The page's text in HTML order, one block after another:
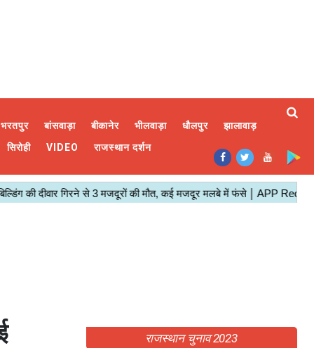
भरतपुर बांसवाड़ा बीकानेर भीलवाड़ा धौलपुर
झालावाड़
सिरोही VIDEO राजस्थान दर्शन
राजस्थान चुनाव 2023